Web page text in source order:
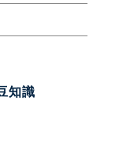
知識